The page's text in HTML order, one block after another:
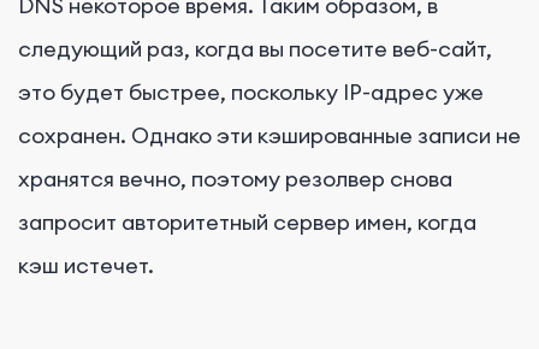
следующий раз, когда вы посетите веб-сайт,
это будет быстрее, поскольку IP-адрес уже
сохранен. Однако эти кэшированные записи не
хранятся вечно, поэтому резолвер снова
запросит авторитетный сервер имен, когда
кэш истечет.